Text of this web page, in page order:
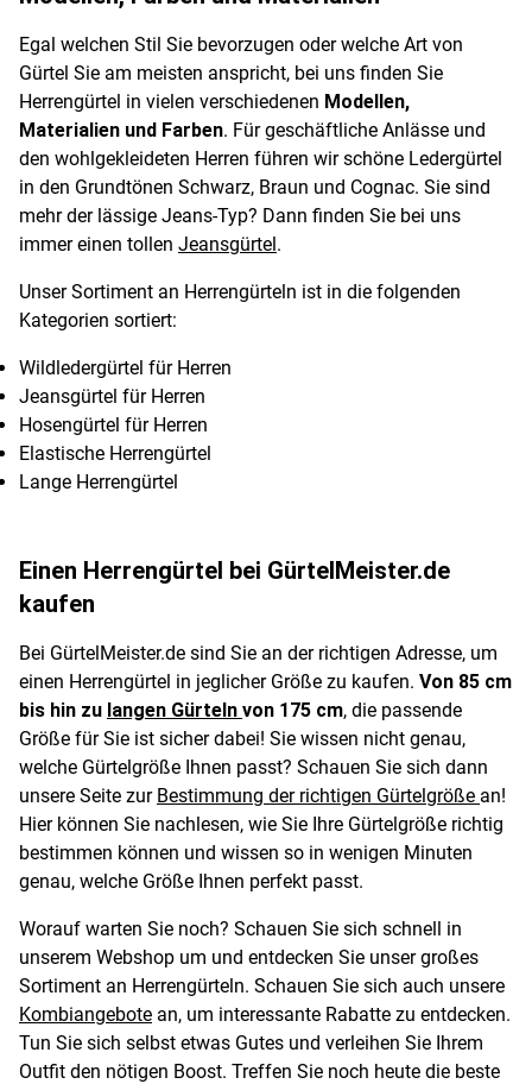
Egal welchen Stil Sie bevorzugen oder welche Art von
Gürtel Sie am meisten anspricht, bei uns finden Sie
Herrengürtel in vielen verschiedenen Modellen,
Materialien und Farben. Für geschäftliche Anlässe und
den wohlgekleideten Herren führen wir schöne Ledergürtel
in den Grundtönen Schwarz, Braun und Cognac. Sie sind
mehr der lässige Jeans-Typ? Dann finden Sie bei uns
immer einen tollen Jeansgürtel.
Unser Sortiment an Herrengürteln ist in die folgenden
Kategorien sortiert:
Wildledergürtel für Herren
Jeansgürtel für Herren
Hosengürtel für Herren
Elastische Herrengürtel
Lange Herrengürtel
Einen Herrengürtel bei GürtelMeister.de
kaufen
Bei GürtelMeister.de sind Sie an der richtigen Adresse, um
einen Herrengürtel in jeglicher Größe zu kaufen. Von 85 cm
bis hin zu langen Gürteln von 175 cm, die passende
Größe für Sie ist sicher dabei! Sie wissen nicht genau,
welche Gürtelgröße Ihnen passt? Schauen Sie sich dann
unsere Seite zur Bestimmung der richtigen Gürtelgröße an!
Hier können Sie nachlesen, wie Sie Ihre Gürtelgröße richtig
bestimmen können und wissen so in wenigen Minuten
genau, welche Größe Ihnen perfekt passt.
Worauf warten Sie noch? Schauen Sie sich schnell in
unserem Webshop um und entdecken Sie unser großes
Sortiment an Herrengürteln. Schauen Sie sich auch unsere
Kombiangebote an, um interessante Rabatte zu entdecken.
Tun Sie sich selbst etwas Gutes und verleihen Sie Ihrem
Outfit den nötigen Boost. Treffen Sie noch heute die beste